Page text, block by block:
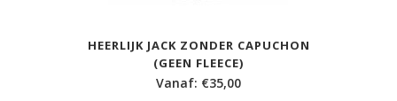
HEERLIJK JACK ZONDER CAPUCHON
(GEEN FLEECE)
Vanaf: €35,00